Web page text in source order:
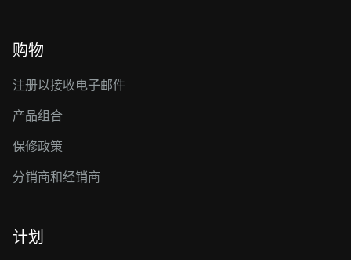
购物
注册以接收电子邮件
产品组合
保修政策
分销商和经销商
计划